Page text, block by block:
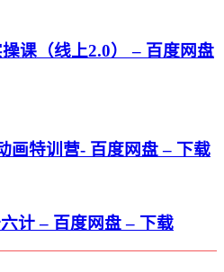
课（线上2.0） – 百度网盘
画特训营- 百度网盘 – 下载
计 – 百度网盘 – 下载